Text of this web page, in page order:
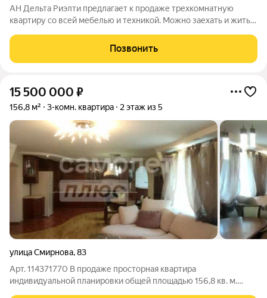
АН Дельта Риэлти предлагает к продаже трехкомнатную
квартиру со всей мебелью и техникой. Можно заехать и жить
отопление. ( узаконен газовый котел). Теплые полы. Квартира
очень светлая и уютная.
Позвонить
15 500 000 ₽
156,8 м² 3-комн. квартира 2 этаж из 5
улица Смирнова,83
Арт. 114371770 В продаже просторная квартира
индивидуальной планировки общей площадью 156,8 кв. м.